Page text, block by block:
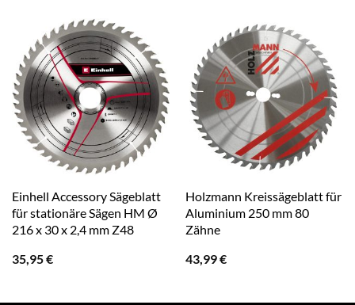
Einhell Accessory Sägeblatt
für stationäre Sägen HM Ø
216 x 30 x 2,4 mm Z48
35,95€
Holzmann Kreissägeblatt für
Aluminium 250 mm 80
Zähne
43,99€